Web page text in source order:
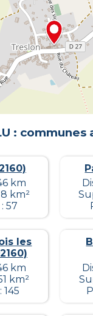
: communes
km
km²
57
les
km
km²